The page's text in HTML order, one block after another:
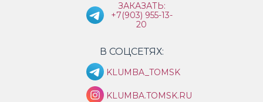
ЗАКАЗАТЬ:
+7(903) 955-13-
20
В СОЦСЕТЯХ:
KLUMBA_TOMSK
KLUMBA.TOMSK.RU